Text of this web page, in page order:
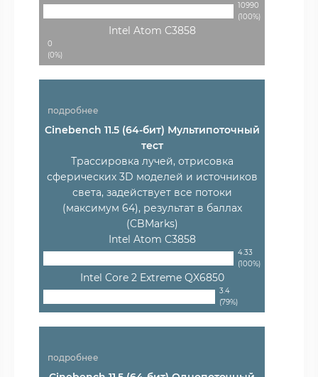
10990
(100%)
Intel Atom C3858
0
(0%)
подробнее
Cinebench 11.5 (64-бит) Мультипоточный
тест
Трассировка лучей, отрисовка
сферических 3D моделей и источников
света, задействует все потоки
(максимум 64), результат в баллах
(CBMarks)
Intel Atom C3858
4.33
(100%)
Intel Core 2 Extreme QX6850
3.4
(79%)
подробнее